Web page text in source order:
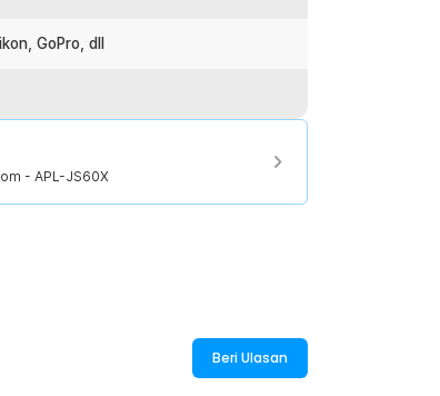
GoPro, dll
- APL-JS60X
Beri Ulasan